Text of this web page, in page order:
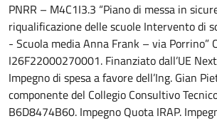
PNRR – M4C1I3.3 “Piano di messa in
riqualificazione delle scuole Intervento di
- Scuola media Anna Frank – via Porrino”
I26F22000270001. Finanziato dall’UE
Impegno di spesa a favore dell’Ing. Gian
componente del Collegio Consultivo Tecnico
B6D8474B60. Impegno Quota IRAP.